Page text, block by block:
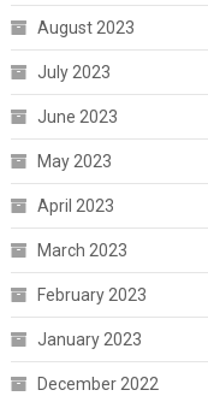
August 2023
July 2023
June 2023
May 2023
April 2023
March 2023
February 2023
January 2023
December 2022